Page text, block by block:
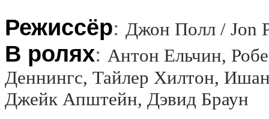
Режиссёр: Джон Полл / Jon
В ролях: Антон Ельчин,
Деннингс, Тайлер Хилтон,
Джейк Апштейн, Дэвид Браун